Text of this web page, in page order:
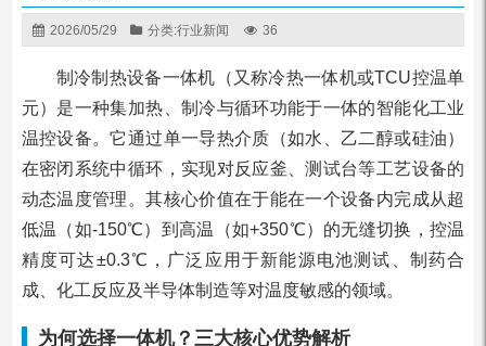
2026/05/29 分类:行业新闻 36
制冷制热设备一体机（又称冷热一体机或TCU控温单
元）是一种集加热、制冷与循环功能于一体的智能化工业
温控设备。它通过单一导热介质（如水、乙二醇或硅油）
在密闭系统中循环，实现对反应釜、测试台等工艺设备的
动态温度管理。其核心价值在于能在一个设备内完成从超
低温（如-150℃）到高温（如+350℃）的无缝切换，控温
精度可达±0.3℃，广泛应用于新能源电池测试、制药合
成、化工反应及半导体制造等对温度敏感的领域。
为何选择一体机？三大核心优势解析